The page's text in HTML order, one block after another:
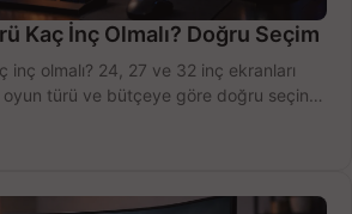
Kaç İnç Olmalı? Doğru Seçim
inç olmalı? 24, 27 ve 32 inç ekranları
türü ve bütçeye göre doğru seçin,